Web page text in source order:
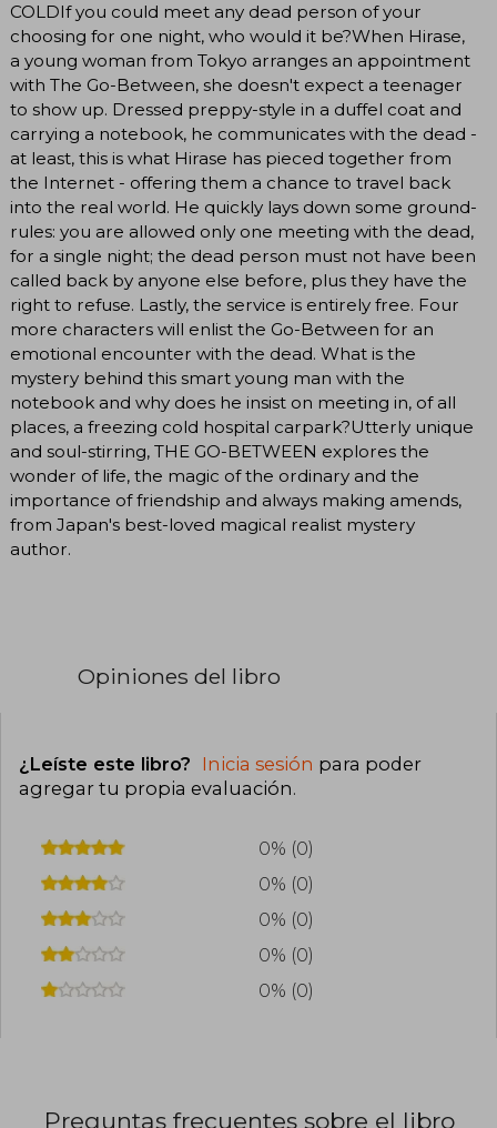
COLDIf you could meet any dead person of your
choosing for one night, who would it be?When Hirase,
a young woman from Tokyo arranges an appointment
with The Go-Between, she doesn't expect a teenager
to show up. Dressed preppy-style in a duffel coat and
carrying a notebook, he communicates with the dead -
at least, this is what Hirase has pieced together from
the Internet - offering them a chance to travel back
into the real world. He quickly lays down some ground-
rules: you are allowed only one meeting with the dead,
for a single night; the dead person must not have been
called back by anyone else before, plus they have the
right to refuse. Lastly, the service is entirely free. Four
more characters will enlist the Go-Between for an
emotional encounter with the dead. What is the
mystery behind this smart young man with the
notebook and why does he insist on meeting in, of all
places, a freezing cold hospital carpark?Utterly unique
and soul-stirring, THE GO-BETWEEN explores the
wonder of life, the magic of the ordinary and the
importance of friendship and always making amends,
from Japan's best-loved magical realist mystery
author.
Opiniones del libro
¿Leíste este libro? Inicia sesión para poder
agregar tu propia evaluación.
0% (0)
0% (0)
0% (0)
0% (0)
0% (0)
Preguntas frecuentes sobre el libro